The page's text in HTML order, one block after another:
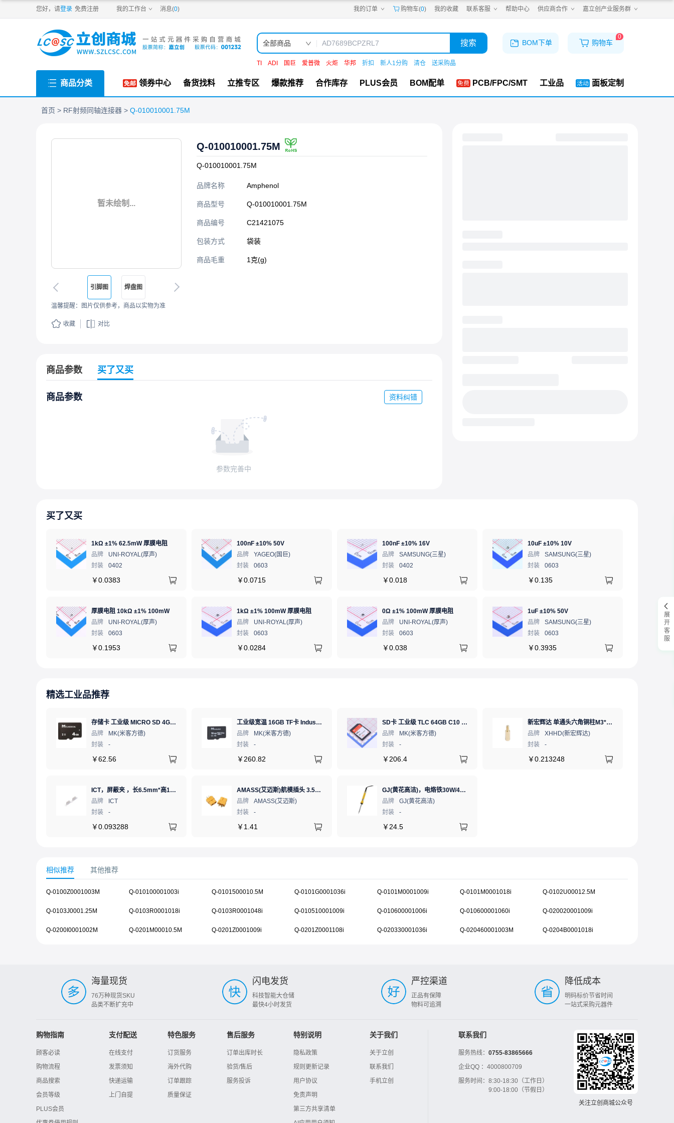
您好，请登录 免费注册 我的工作台 消息(0) 我的订单 购物车(0) 我的收藏 联系客服 帮助中心 供应商合作 嘉立创产业服务群
嘉立创PCB
嘉立创FA
机电工坊
全部商品 搜索
TI ADI 国巨 爱普微 火炬 华邦 折扣 新人1分购 清仓 送采购晶
BOM下单 购物车
0
商品分类 领券中心 备货找料 立推专区 爆款推荐 合作库存 PLUS会员 BOM配单 PCB/FPC/SMT 工业品 面板定制
首页 RF射频同轴连接器 Q-010010001.75M
暂未绘制...
引脚图 焊盘图
温馨提醒：图片仅供参考，商品以实物为准
收藏 对比
Q-010010001.75M
Q-010010001.75M
品牌名称 Amphenol
商品型号 Q-010010001.75M
商品编号 C21421075
包装方式 袋装
商品毛重 1克(g)
商品参数 买了又买
商品参数 资料纠错
参数完善中
买了又买
1kΩ ±1% 62.5mW 厚膜电阻
品牌
UNI-ROYAL(厚声)
封装
0402
￥0.0383
100nF ±10% 50V
品牌
YAGEO(国巨)
封装
0603
￥0.0715
100nF ±10% 16V
品牌
SAMSUNG(三星)
封装
0402
￥0.018
10uF ±10% 10V
品牌
SAMSUNG(三星)
封装
0603
￥0.135
厚膜电阻 10kΩ ±1% 100mW
品牌
UNI-ROYAL(厚声)
封装
0603
￥0.1953
1kΩ ±1% 100mW 厚膜电阻
品牌
UNI-ROYAL(厚声)
封装
0603
￥0.0284
0Ω ±1% 100mW 厚膜电阻
品牌
UNI-ROYAL(厚声)
封装
0603
￥0.038
1uF ±10% 50V
品牌
SAMSUNG(三星)
封装
0603
￥0.3935
精选工业品推荐
存储卡 工业级 MICRO SD 4GB TF卡 Classical
品牌
MK(米客方德)
封装
-
￥62.56
工业级宽温 16GB TF卡 Industrial WT pSLC 存储卡 MICRO SD LDPC纠错 PE 30K 无人机、行车记录仪、安防监控适配
品牌
MK(米客方德)
封装
-
￥ 260.82
SD卡 工业级 TLC 64GB C10 U3 V30 A2 SDXC LDPC纠错 PE 3K 无人机、行车记录仪、安防监控适配
品牌
MK(米客方德)
封装
-
￥ 206.4
新宏辉达 单通头六角铜柱M3*11+6 PCBA主板隔离螺柱
品牌
XHHD(新宏辉达)
封装
-
￥0.213248
ICT，屏蔽夹 ，长6.5mm*高1.21mm，ICSRC6508SFR
品牌
ICT
封装
-
￥0.093288
AMASS(艾迈斯)航模插头 3.5mm镀金香蕉头 母头XT60-F.G.Y
品牌
AMASS(艾迈斯)
封装
-
￥ 1.41
GJ(黄花高洁)，电烙铁30W/40W/60W锡焊电烙铁焊接工具电焊笔手机电子维修（内热35W），NO.435(35W)
品牌
GJ(黄花高洁)
封装
-
￥ 24.5
相似推荐 其他推荐
Q-0100Z0001003M Q-010100001003i Q-0101500010.5M Q-0101G0001036i Q-0101M0001009i Q-0101M0001018i Q-0102U00012.5M
Q-0103J0001.25M Q-0103R0001018i Q-0103R0001048i Q-010510001009i Q-010600001006i Q-010600001060i Q-020020001009i
Q-0200I0001002M Q-0201M00010.5M Q-0201Z0001009i Q-0201Z0001108i Q-020330001036i Q-020460001003M Q-0204B0001018i
海量现货
76万种现货SKU
品类不断扩充中
闪电发货
科技智能大仓储
最快4小时发货
严控渠道
正品有保障
物料可追溯
降低成本
明码标价节省时间
一站式采购元器件
购物指南
顾客必读
购物流程
商品搜索
会员等级
PLUS会员
支付配送
在线支付
发票须知
快递运输
上门自提
特色服务
订货服务
海外代购
订单跟踪
质量保证
售后服务
订单出库时长
验货/售后
服务投诉
特别说明
隐私政策
规则更新记录
用户协议
免责声明
第三方共享清单
关于我们
关于立创
联系我们
手机立创
联系我们
服务热线： 0755-83865666
企业QQ ： 4000800709
服务时间： 8:30-18:30（工作日）
9:00-18:00（节假日）
关注立创商城公众号
展开客服